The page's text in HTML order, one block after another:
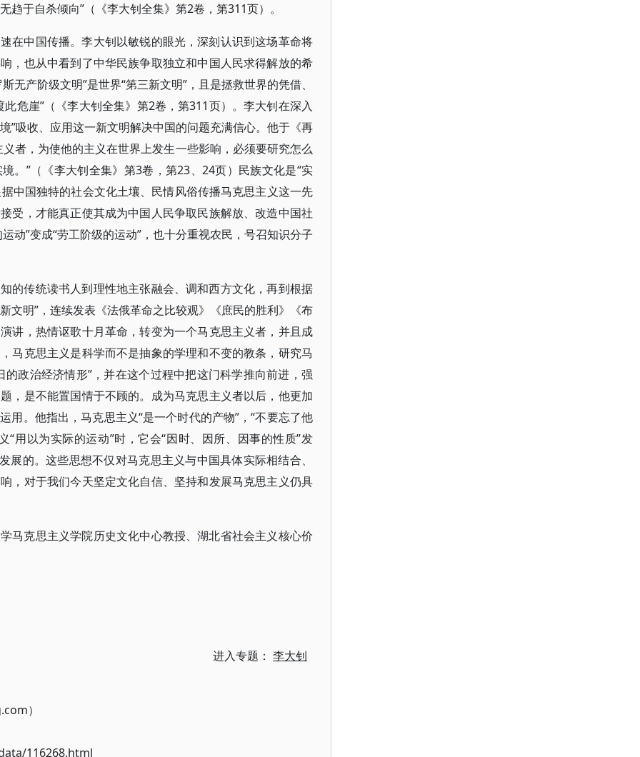
趋于自杀倾向”（《李大钊全集》第2卷，第311页）。
在中国传播。李大钊以敏锐的眼光，深刻认识到这场革命将
，也从中看到了中华民族争取独立和中国人民求得解放的希
无产阶级文明”是世界“第三新文明”，且是拯救世界的凭借、
危崖”（《李大钊全集》第2卷，第311页）。李大钊在深入
”吸收、应用这一新文明解决中国的问题充满信心。他于《再
者，为使他的主义在世界上发生一些影响，必须要研究怎么
。”（《李大钊全集》第3卷，第23、24页）民族文化是“实
中国独特的社会文化土壤、民情风俗传播马克思主义这一先
受，才能真正使其成为中国人民争取民族解放、改造中国社
动”变成“劳工阶级的运动”，也十分重视农民，号召知识分子
的传统读书人到理性地主张融会、调和西方文化，再到根据
文明”，连续发表《法俄革命之比较观》《庶民的胜利》《布
讲，热情讴歌十月革命，转变为一个马克思主义者，并且成
马克思主义是科学而不是抽象的学理和不变的教条，研究马
政治经济情形”，并在这个过程中把这门科学推向前进，强
，是不能置国情于不顾的。成为马克思主义者以后，他更加
用。他指出，马克思主义“是一个时代的产物”，“不要忘了他
“用以为实际的运动”时，它会“因时、因所、因事的性质”发
展的。这些思想不仅对马克思主义与中国具体实际相结合、
，对于我们今天坚定文化自信、坚持和发展马克思主义仍具
马克思主义学院历史文化中心教授、湖北省社会主义核心价
进入专题： 李大钊
）
116268.html